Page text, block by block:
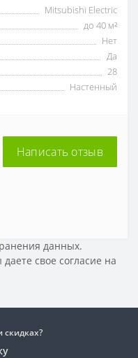
Mitsubishi Electric
до 40 м²
Нет
Да
28
Настенный
Написать отзыв
данных.
свое согласие на
скидках?